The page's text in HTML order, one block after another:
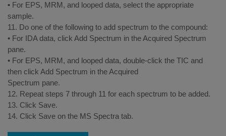
• For EPS, MRM, and looped data, select the appropriate
sample.
11. Do one of the following to add spectrum to the compound:
• For IDA data, click Add Spectrum in the Acquired Spectrum
pane.
• For EPS, MRM, and looped data, double-click the TIC and
then click Add Spectrum in the Acquired
Spectrum pane.
12. Repeat steps 7 through 11 for each spectrum to be added.
13. Click Save.
14. Click Save on the MS Spectra tab.